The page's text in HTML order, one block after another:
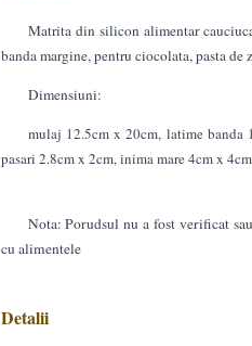
Matrita din silicon alimentar
banda margine, pentru ciocolata, pasta de
Dimensiuni:
mulaj 12.5cm x 20cm, latime banda
pasari 2.8cm x 2cm, inima mare 4cm x 4cm
Nota: Porudsul nu a fost verificat
cu alimentele
Detalii